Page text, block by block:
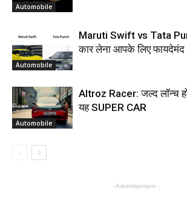
Automobile
Automobile
Maruti Swift vs Tata
कार लेना आपके लिए फायदेमंद
Automobile
Altroz Racer: जल्द लॉन्च
यह SUPER CAR
- Advertisement -